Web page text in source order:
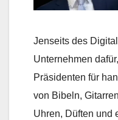
Jenseits des
Unternehmen
Präsidenten für
von Bibeln,
Uhren, Düften und